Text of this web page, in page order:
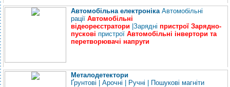
Автомобільна електронікаАвтомобільні
рації Автомобільні
відеореєстратори Зарядні пристрої Зарядно-
пускові пристрої Автомобільні інвертори та
перетворювачі напруги
Металодетектори
Ґрунтові
Арочні Ручні Пошукові магніти